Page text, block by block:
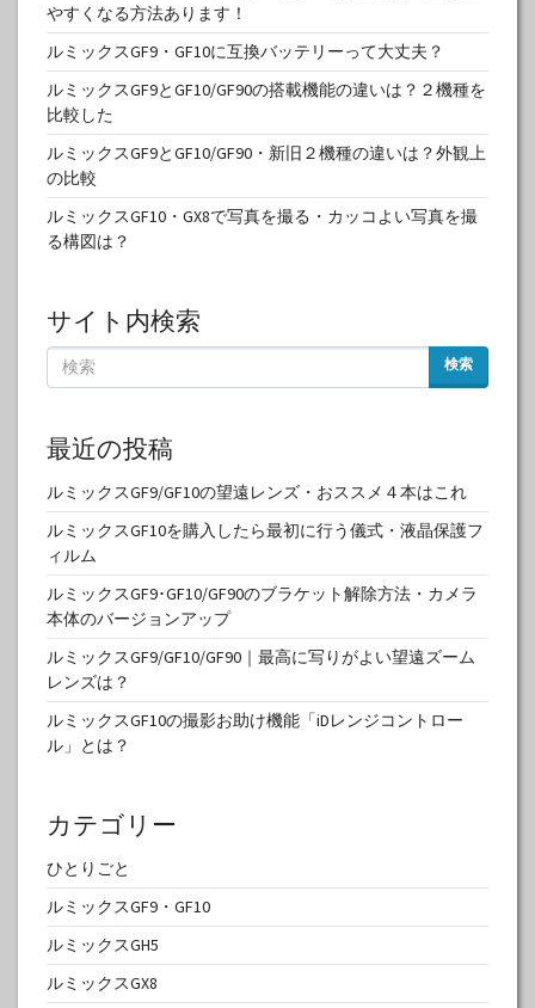
やすくなる方法あります！
ルミックスGF9・GF10に互換バッテリーって大丈夫？
ルミックスGF9とGF10/GF90の搭載機能の違いは？２機種を
比較した
ルミックスGF9とGF10/GF90・新旧２機種の違いは？外観上
の比較
ルミックスGF10・GX8で写真を撮る・カッコよい写真を撮
る構図は？
サイト内検索
検索
最近の投稿
ルミックスGF9/GF10の望遠レンズ・おススメ４本はこれ
ルミックスGF10を購入したら最初に行う儀式・液晶保護フ
ィルム
ルミックスGF9･GF10/GF90のブラケット解除方法・カメラ
本体のバージョンアップ
ルミックスGF9/GF10/GF90｜最高に写りがよい望遠ズーム
レンズは？
ルミックスGF10の撮影お助け機能「iDレンジコントロー
ル」とは？
カテゴリー
ひとりごと
ルミックスGF9・GF10
ルミックスGH5
ルミックスGX8